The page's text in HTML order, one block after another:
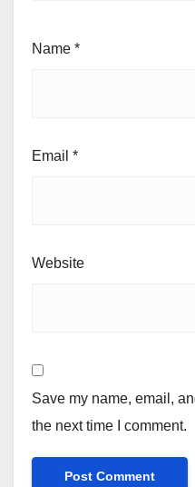
Name *
Email *
Website
Save my name, email,
the next time I comment.